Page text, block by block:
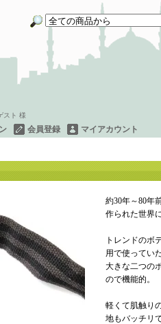
スト 様
会員登録 マイアカウント
約30年～80年
作られた世界
トレンドのボ
用で使ってい
大きな二つの
ので機能的。
軽くて肌触り
地もバッチリで